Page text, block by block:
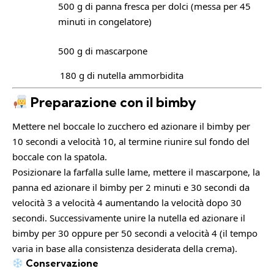
500 g di panna fresca per dolci (messa per 45
minuti in congelatore)
500 g di mascarpone
180 g di nutella ammorbidita
Preparazione con il bimby
Mettere nel boccale lo zucchero ed azionare il bimby per
10 secondi a velocità 10, al termine riunire sul fondo del
boccale con la spatola.
Posizionare la farfalla sulle lame, mettere il mascarpone, la
panna ed azionare il bimby per 2 minuti e 30 secondi da
velocità 3 a velocità 4 aumentando la velocità dopo 30
secondi. Successivamente unire la nutella ed azionare il
bimby per 30 oppure per 50 secondi a velocità 4 (il tempo
varia in base alla consistenza desiderata della crema).
Conservazione